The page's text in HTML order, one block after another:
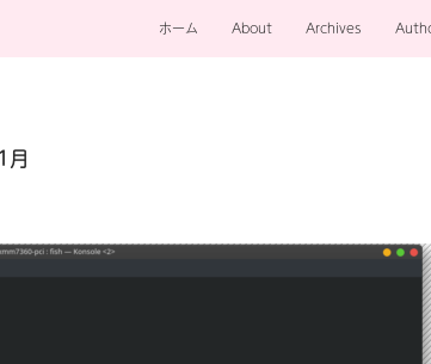
ホーム About Archives
月